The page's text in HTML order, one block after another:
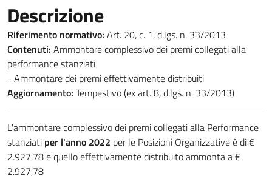
Descrizione
Riferimento normativo: Art. 20, c. 1, d.lgs. n. 33/2013
Contenuti: Ammontare complessivo dei premi collegati alla
performance stanziati
- Ammontare dei premi effettivamente distribuiti
Aggiornamento: Tempestivo (ex art. 8, d.lgs. n. 33/2013)
L'ammontare complessivo dei premi collegati alla Performance
stanziati per l'anno 2022 per le Posizioni Organizzative è di €
2.927,78 e quello effettivamente distribuito ammonta a €
2.927,78